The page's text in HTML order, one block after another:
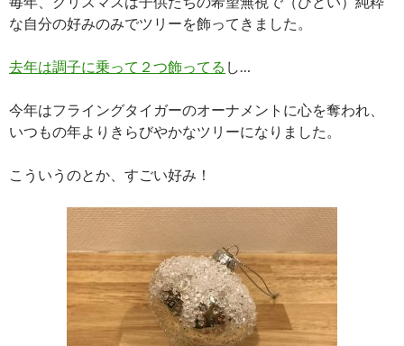
な自分の好みのみでツリーを飾ってきました。
去年は調子に乗って２つ飾ってる し…
今年はフライングタイガーのオーナメントに心を奪われ、
いつもの年よりきらびやかなツリーになりました。
こういうのとか、すごい好み！